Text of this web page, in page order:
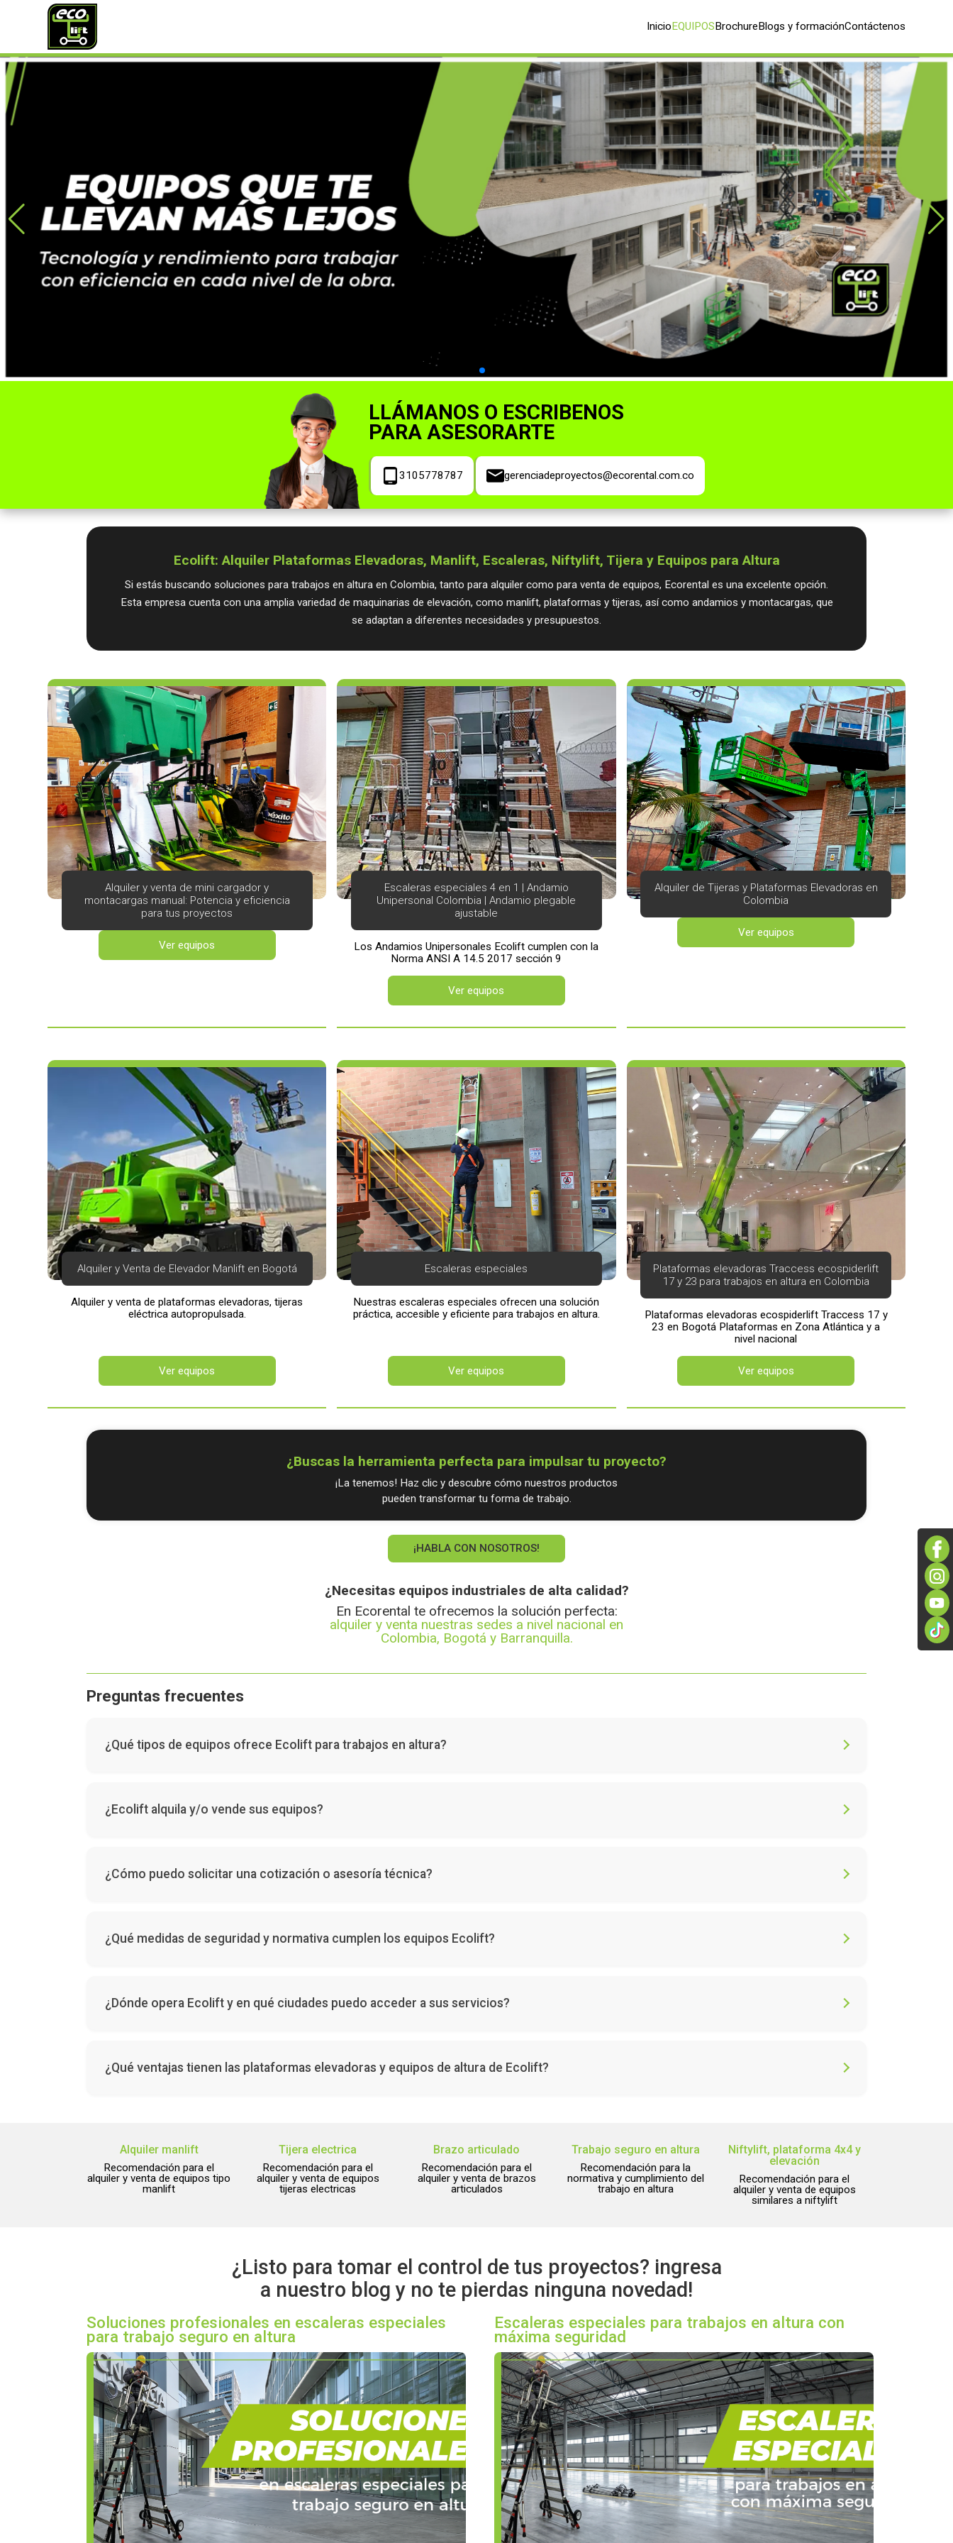
InicioEQUIPOSBrochureBlogs y formaciónContáctenos
LLÁMANOS O ESCRIBENOS
PARA ASESORARTE
3105778787 gerenciadeproyectos@ecorental.com.co
Ecolift: Alquiler Plataformas Elevadoras, Manlift, Escaleras, Niftylift, Tijera y Equipos para Altura
Si estás buscando soluciones para trabajos en altura en Colombia, tanto para alquiler como para venta de equipos, Ecorental es una excelente opción.
Esta empresa cuenta con una amplia variedad de maquinarias de elevación, como manlift, plataformas y tijeras, así como andamios y montacargas, que
se adaptan a diferentes necesidades y presupuestos.
Alquiler y venta de mini cargador y
montacargas manual: Potencia y eficiencia
para tus proyectos
Ver equipos
Escaleras especiales 4 en 1 | Andamio
Unipersonal Colombia | Andamio plegable
ajustable
Los Andamios Unipersonales Ecolift cumplen con la
Norma ANSI A 14.5 2017 sección 9
Ver equipos
Alquiler de Tijeras y Plataformas Elevadoras en
Colombia
Ver equipos
Alquiler y Venta de Elevador Manlift en Bogotá
Alquiler y venta de plataformas elevadoras, tijeras
eléctrica autopropulsada.
Ver equipos
Escaleras especiales
Nuestras escaleras especiales ofrecen una solución
práctica, accesible y eficiente para trabajos en altura.
Ver equipos
Plataformas elevadoras Traccess ecospiderlift
17 y 23 para trabajos en altura en Colombia
Plataformas elevadoras ecospiderlift Traccess 17 y
23 en Bogotá Plataformas en Zona Atlántica y a
nivel nacional
Ver equipos
¿Buscas la herramienta perfecta para impulsar tu proyecto?
¡La tenemos! Haz clic y descubre cómo nuestros productos
pueden transformar tu forma de trabajo.
¡HABLA CON NOSOTROS!
¿Necesitas equipos industriales de alta calidad?
En Ecorental te ofrecemos la solución perfecta:
alquiler y venta nuestras sedes a nivel nacional en
Colombia, Bogotá y Barranquilla.
Preguntas frecuentes
¿Qué tipos de equipos ofrece Ecolift para trabajos en altura?
¿Ecolift alquila y/o vende sus equipos?
¿Cómo puedo solicitar una cotización o asesoría técnica?
¿Qué medidas de seguridad y normativa cumplen los equipos Ecolift?
¿Dónde opera Ecolift y en qué ciudades puedo acceder a sus servicios?
¿Qué ventajas tienen las plataformas elevadoras y equipos de altura de Ecolift?
Alquiler manlift
Recomendación para el
alquiler y venta de equipos tipo
manlift
Tijera electrica
Recomendación para el
alquiler y venta de equipos
tijeras electricas
Brazo articulado
Recomendación para el
alquiler y venta de brazos
articulados
Trabajo seguro en altura
Recomendación para la
normativa y cumplimiento del
trabajo en altura
Niftylift, plataforma 4x4 y
elevación
Recomendación para el
alquiler y venta de equipos
similares a niftylift
¿Listo para tomar el control de tus proyectos? ingresa
a nuestro blog y no te pierdas ninguna novedad!
Soluciones profesionales en escaleras especiales
para trabajo seguro en altura
Escaleras especiales para trabajos en altura con
máxima seguridad